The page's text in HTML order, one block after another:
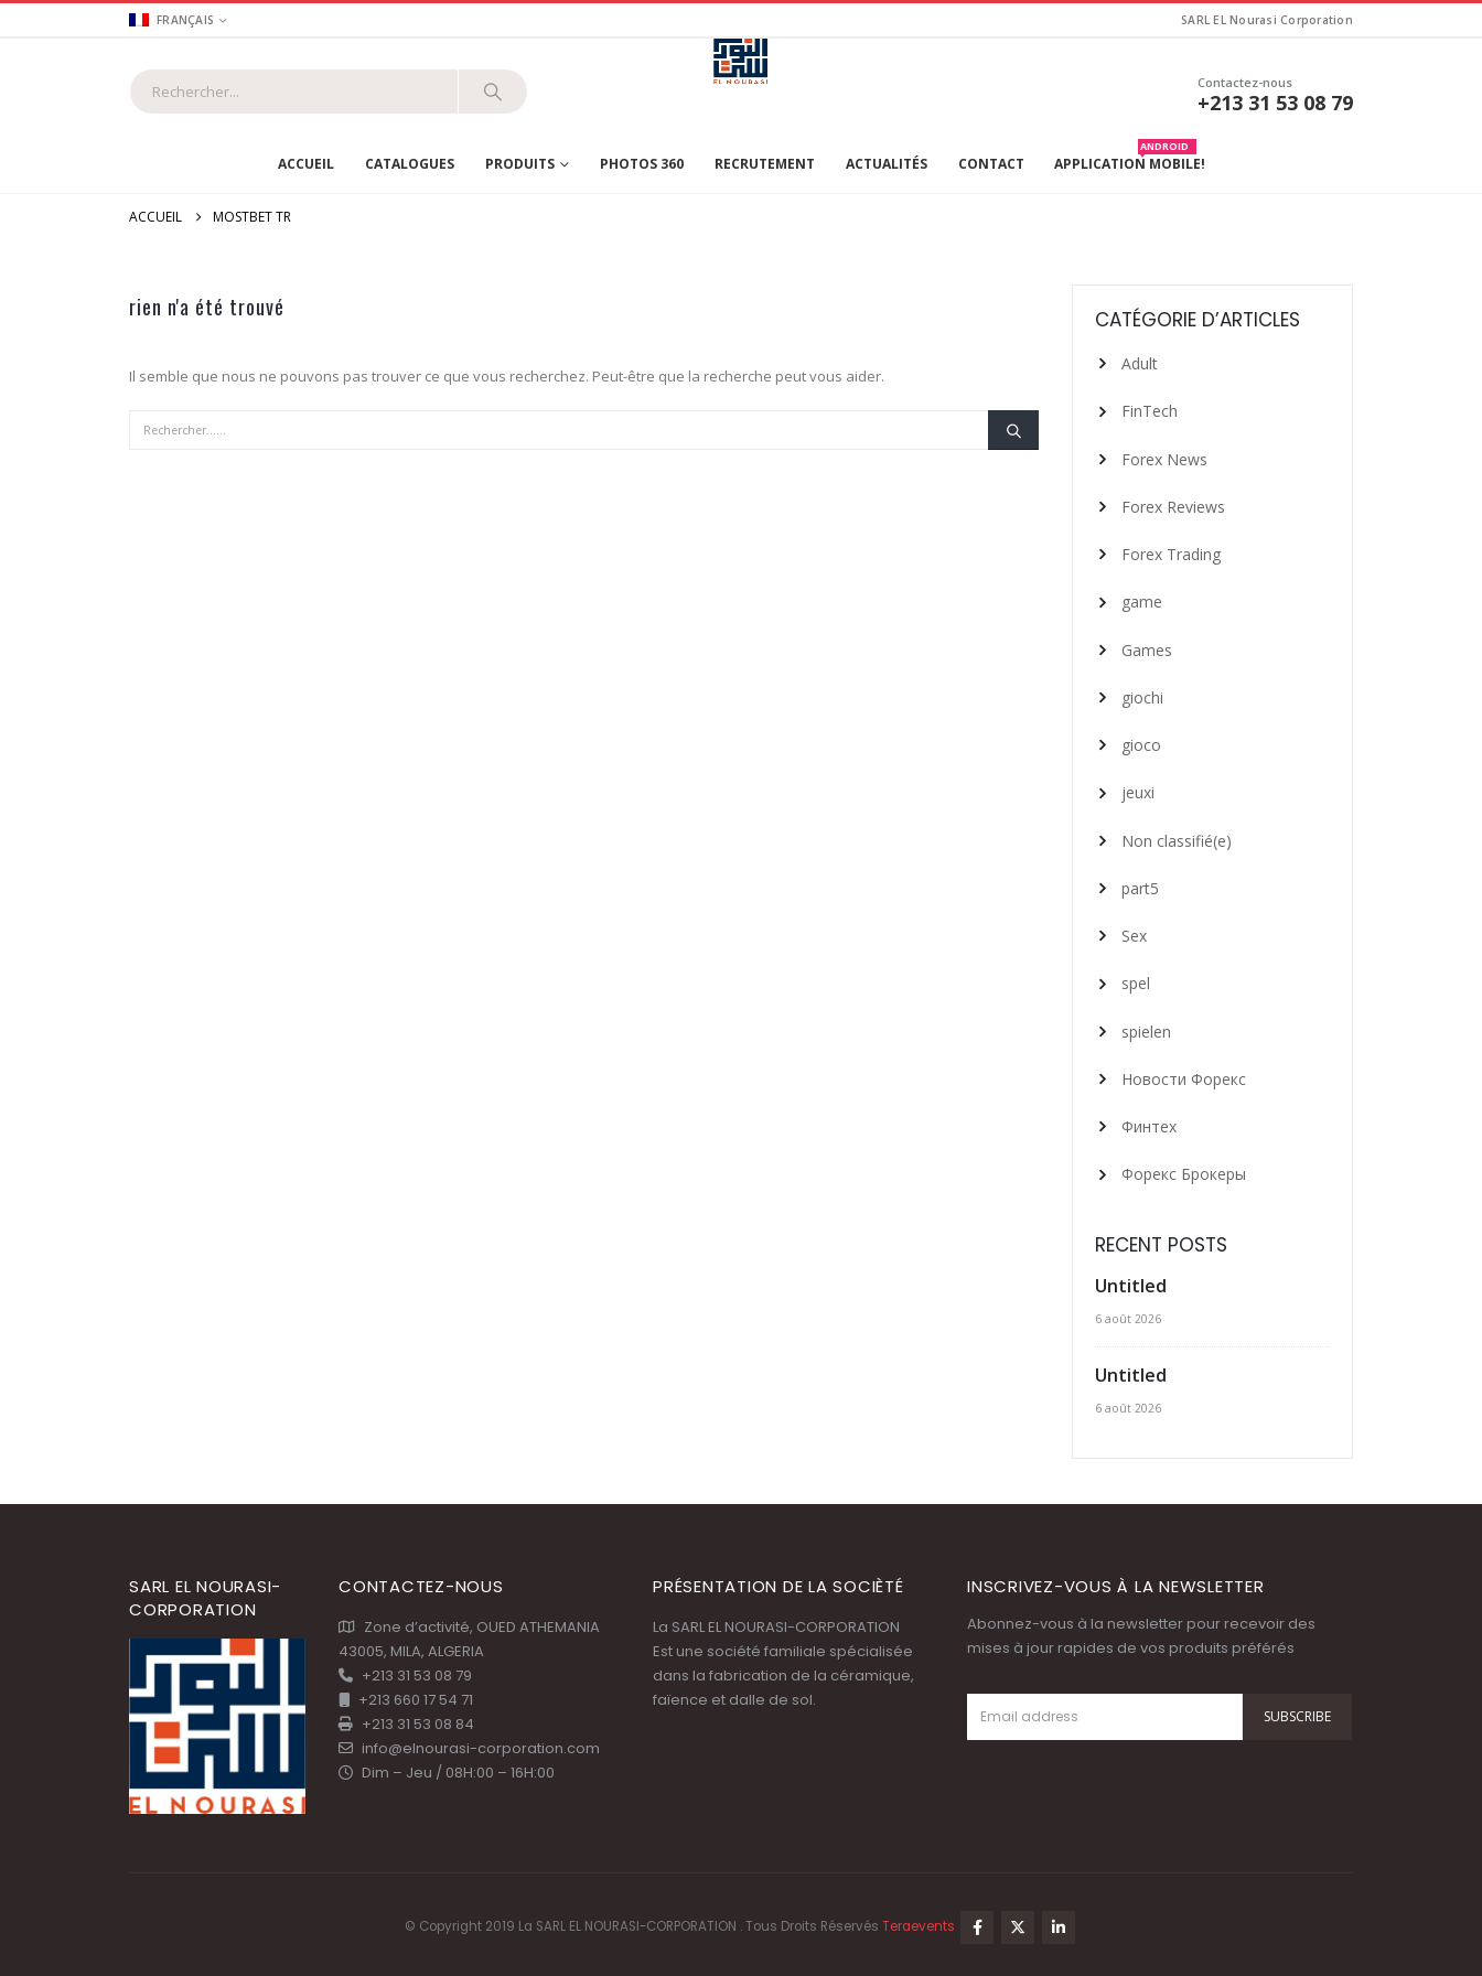
FRANÇAIS SARL EL Nourasi Corporation
Contactez-nous
+213 31 53 08 79
ACCUEIL CATALOGUES PRODUITS PHOTOS 360 RECRUTEMENT ACTUALITÉS CONTACT APPLICATION MOBILE!
ANDROID
ACCUEIL MOSTBET TR
rien n'a été trouvé
Il semble que nous ne pouvons pas trouver ce que vous recherchez. Peut-être que la recherche peut vous aider.
CATÉGORIE D’ARTICLES
Adult
FinTech
Forex News
Forex Reviews
Forex Trading
game
Games
giochi
gioco
jeuxi
Non classifié(e)
part5
Sex
spel
spielen
Новости Форекс
Финтех
Форекс Брокеры
RECENT POSTS
Untitled
6 août 2026
Untitled
6 août 2026
SARL EL NOURASI-
CORPORATION
CONTACTEZ-NOUS
Zone d’activité, OUED ATHEMANIA
43005, MILA, ALGERIA
+213 31 53 08 79
+213 660 17 54 71
+213 31 53 08 84
info@elnourasi-corporation.com
Dim – Jeu / 08H:00 – 16H:00
PRÉSENTATION DE LA SOCIÈTÉ
La SARL EL NOURASI-CORPORATION
Est une société familiale spécialisée
dans la fabrication de la céramique,
faïence et dalle de sol.
INSCRIVEZ-VOUS À LA NEWSLETTER
Abonnez-vous à la newsletter pour recevoir des
mises à jour rapides de vos produits préférés
© Copyright 2019 La SARL EL NOURASI-CORPORATION . Tous Droits Réservés Teraevents